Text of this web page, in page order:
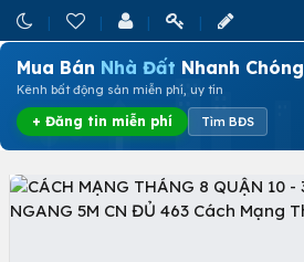
Mua Bán Nhà Đất Nhanh Chóng
Kênh bất động sản miễn phí, uy tín
+ Đăng tin miễn phí Tìm BĐS